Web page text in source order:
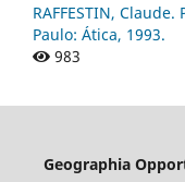
RAFFESTIN,
Paulo: Ática, 1993.
983
Geographia